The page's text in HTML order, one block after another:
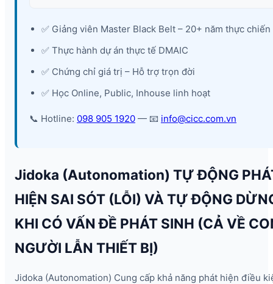
✅ Giảng viên Master Black Belt – 20+ năm thực chiến
✅ Thực hành dự án thực tế DMAIC
✅ Chứng chỉ giá trị – Hỗ trợ trọn đời
✅ Học Online, Public, Inhouse linh hoạt
📞 Hotline: 098 905 1920 — 📧 info@cicc.com.vn
Jidoka (Autonomation) TỰ ĐỘNG
HIỆN SAI SÓT (LỖI) VÀ TỰ ĐỘNG
KHI CÓ VẤN ĐỀ PHÁT SINH (CẢ VỀ
NGƯỜI LẪN THIẾT BỊ)
Jidoka (Autonomation) Cung cấp khả năng phát hiện điều